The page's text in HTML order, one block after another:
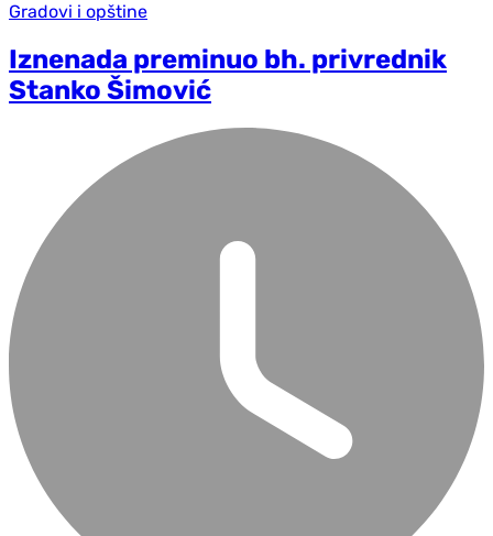
Gradovi i opštine
Iznenada preminuo bh. privrednik
Stanko Šimović